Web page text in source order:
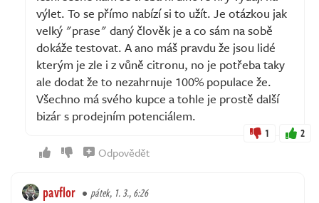
výlet. To se přímo nabízí si to užít. Je otázkou jak
velký "prase" daný člověk je a co sám na sobě
dokáže testovat. A ano máš pravdu že jsou lidé
kterým je zle i z vůně citronu, no je potřeba taky
ale dodat že to nezahrnuje 100% populace že.
Všechno má svého kupce a tohle je prostě další
bizár s prodejním potenciálem.
1 2
Odpovědět
pavflor pátek, 1. 3., 6:26